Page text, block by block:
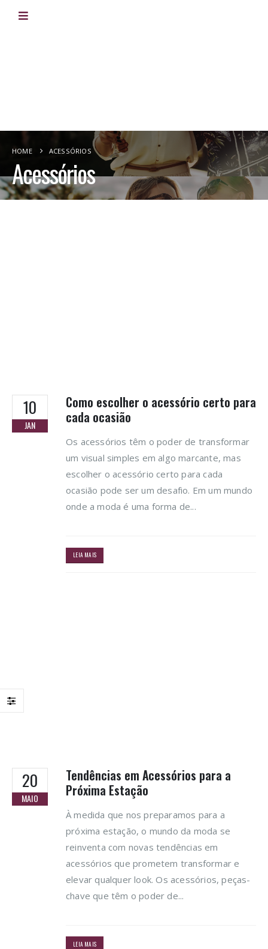
HOME ACESSÓRIOS
Acessórios
10
JAN
Como escolher o acessório certo para
cada ocasião
Os acessórios têm o poder de transformar
um visual simples em algo marcante, mas
escolher o acessório certo para cada
ocasião pode ser um desafio. Em um mundo
onde a moda é uma forma de...
LEIA MAIS
20
MAIO
Tendências em Acessórios para a
Próxima Estação
À medida que nos preparamos para a
próxima estação, o mundo da moda se
reinventa com novas tendências em
acessórios que prometem transformar e
elevar qualquer look. Os acessórios, peças-
chave que têm o poder de...
LEIA MAIS